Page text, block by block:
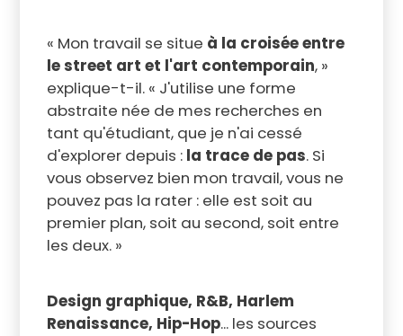
« Mon travail se situe à la croisée entre
le street art et l'art contemporain, »
explique-t-il. « J'utilise une forme
abstraite née de mes recherches en
tant qu'étudiant, que je n'ai cessé
d'explorer depuis : la trace de pas. Si
vous observez bien mon travail, vous ne
pouvez pas la rater : elle est soit au
premier plan, soit au second, soit entre
les deux. »
Design graphique, R&B, Harlem
Renaissance, Hip-Hop... les sources